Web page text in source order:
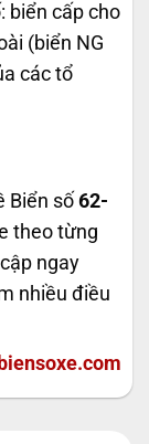
biển cấp cho
(biển NG
các tổ
Biển số 62-
theo từng
ngay
nhiều điều